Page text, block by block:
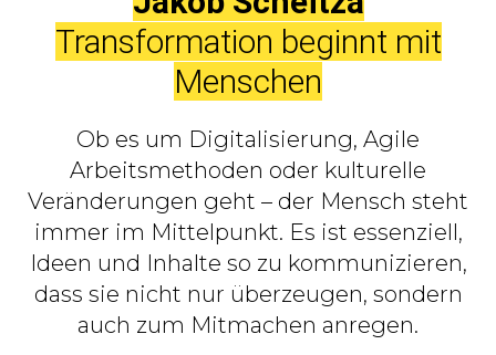
Transformation beginnt mit
Menschen
Ob es um Digitalisierung, Agile
Arbeitsmethoden oder kulturelle
Veränderungen geht – der Mensch steht
immer im Mittelpunkt. Es ist essenziell,
Ideen und Inhalte so zu kommunizieren,
dass sie nicht nur überzeugen, sondern
auch zum Mitmachen anregen.